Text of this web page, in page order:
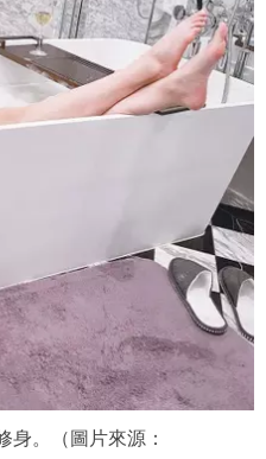
身。（圖片來源：